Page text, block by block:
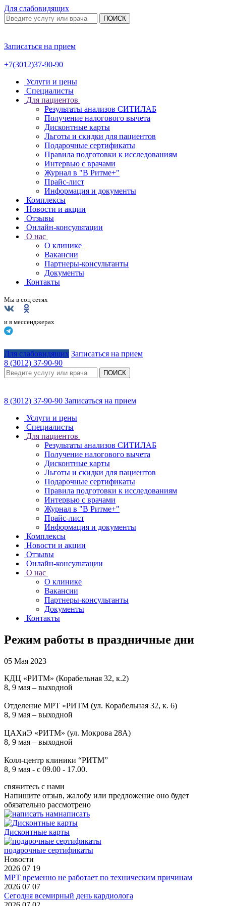
Для слабовидящих
ПОИСК
Записаться на прием
+7(3012)37-90-90
Услуги и цены
Специалисты
Для пациентов
Результаты анализов СИТИЛАБ
Получение налогового вычета
Дисконтные карты
Льготы и скидки для пациентов
Подарочные сертификаты
Правила подготовки к исследованиям
Интервью с врачами
Журнал в "В Ритме+"
Прайс-лист
Информация и документы
Комплексы
Новости и акции
Отзывы
Онлайн-консультации
О нас
О клинике
Вакансии
Партнеры-консультанты
Документы
Контакты
Мы в соц сетях
и в мессенджерах
Для слабовидящих Записаться на прием
8 (3012) 37-90-90
ПОИСК
8 (3012) 37-90-90 Записаться на прием
Услуги и цены
Специалисты
Для пациентов
Результаты анализов СИТИЛАБ
Получение налогового вычета
Дисконтные карты
Льготы и скидки для пациентов
Подарочные сертификаты
Правила подготовки к исследованиям
Интервью с врачами
Журнал в "В Ритме+"
Прайс-лист
Информация и документы
Комплексы
Новости и акции
Отзывы
Онлайн-консультации
О нас
О клинике
Вакансии
Партнеры-консультанты
Документы
Контакты
Режим работы в праздничные дни
05 Мая 2023
КДЦ «РИТМ» (Корабельная 32, к.2)
8, 9 мая – выходной
Отделение МРТ «РИТМ (ул. Корабельная 32, к. 6)
8, 9 мая – выходной
ЦАХиЭ «РИТМ» (ул. Мокрова 28А)
8, 9 мая – выходной
Колл-центр клиники “РИТМ”
8, 9 мая - с 09.00 - 17.00.
свяжитесь с нами
Напишите отзыв, жалобу или предложение оно будет
обязательно рассмотрено
написать
Дисконтные карты
подарочные сертификаты
Новости
2026 07 19
МРТ временно не работает по техническим причинам
2026 07 07
Сегодня всемирный день кардиолога